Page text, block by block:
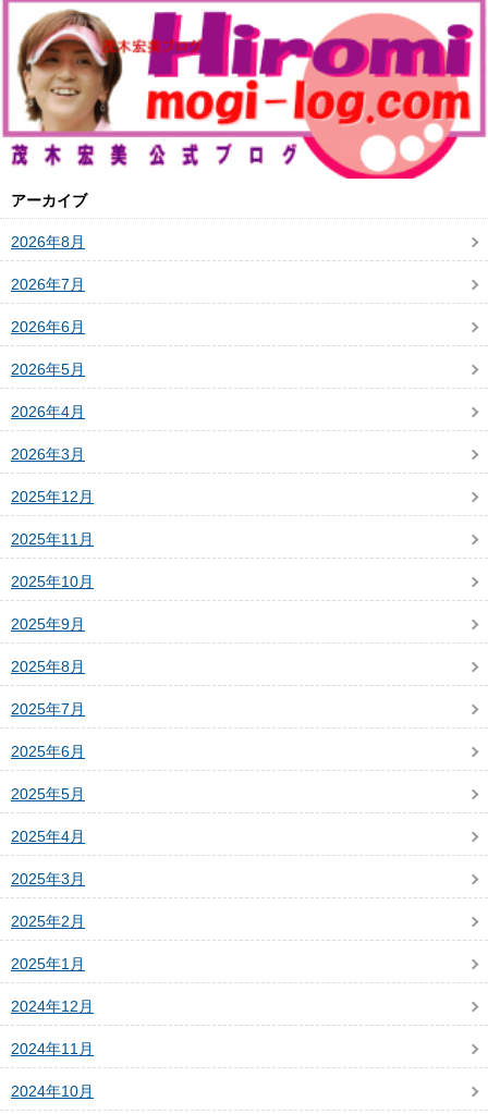
アーカイブ
2026年8月
2026年7月
2026年6月
2026年5月
2026年4月
2026年3月
2025年12月
2025年11月
2025年10月
2025年9月
2025年8月
2025年7月
2025年6月
2025年5月
2025年4月
2025年3月
2025年2月
2025年1月
2024年12月
2024年11月
2024年10月